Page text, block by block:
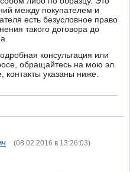
между покупателем и
есть безусловное право
такого договора до
консультация или
обращайтесь на мою эл.
контакты указаны ниже.
(08.02.2016 в 13:26:03)